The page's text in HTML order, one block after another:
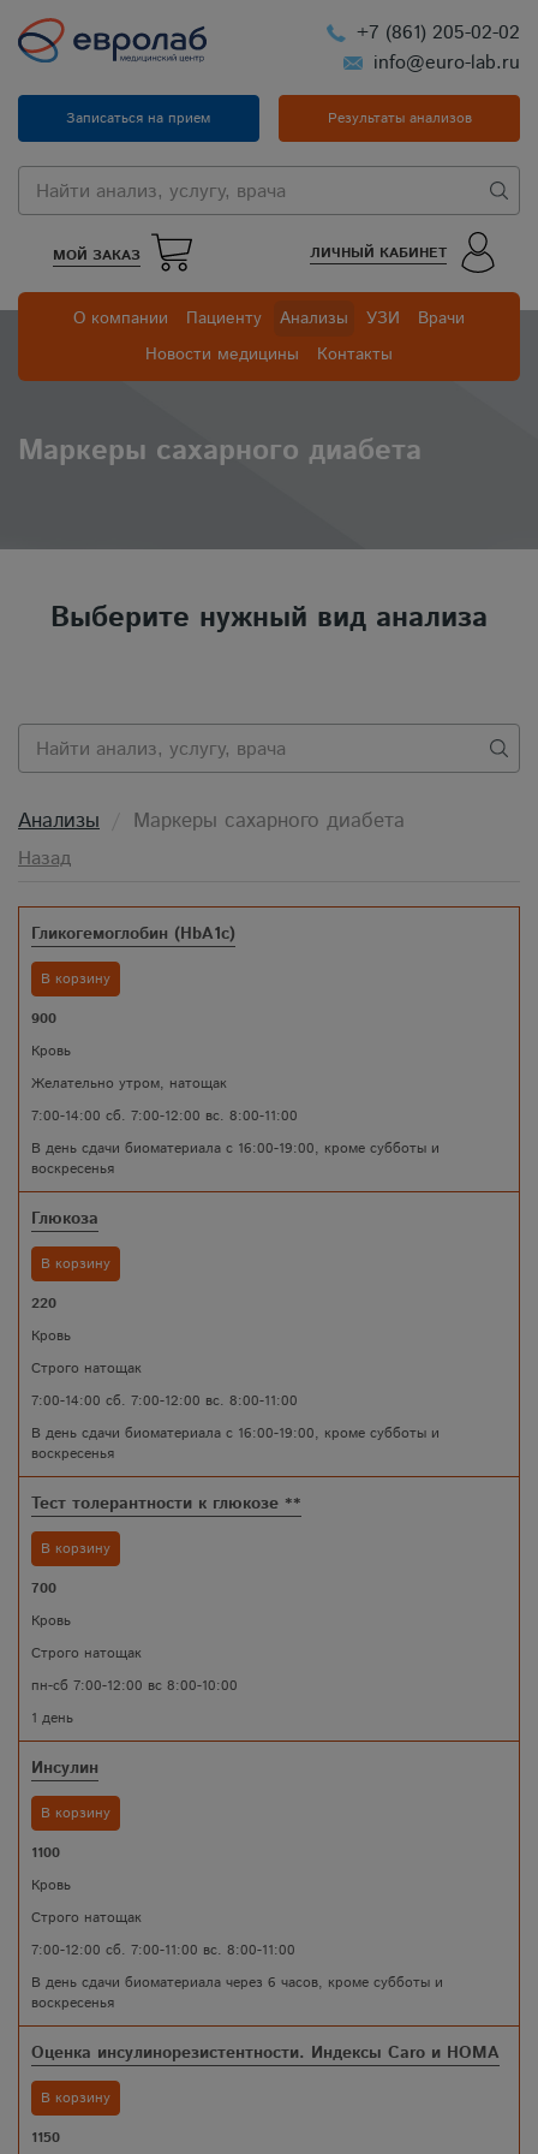
+7 (861) 205-02-02
info@euro-lab.ru
Записаться на прием Результаты анализов
МОЙ ЗАКАЗ ЛИЧНЫЙ КАБИНЕТ
О компании Пациенту Анализы УЗИ
Врачи
Новости медицины
Контакты
Маркеры сахарного диабета
Выберите нужный вид анализа
Анализы Маркеры сахарного диабета
Назад
Гликогемоглобин (HbA1c)
В корзину
900
Кровь
Желательно утром, натощак
7:00-14:00 сб. 7:00-12:00 вс. 8:00-11:00
В день сдачи биоматериала с 16:00-19:00, кроме субботы и
воскресенья
Глюкоза
В корзину
220
Кровь
Строго натощак
7:00-14:00 сб. 7:00-12:00 вс. 8:00-11:00
В день сдачи биоматериала с 16:00-19:00, кроме субботы и
воскресенья
Тест толерантности к глюкозе **
В корзину
700
Кровь
Строго натощак
пн-сб 7:00-12:00 вс 8:00-10:00
1 день
Инсулин
В корзину
1100
Кровь
Строго натощак
7:00-12:00 сб. 7:00-11:00 вс. 8:00-11:00
В день сдачи биоматериала через 6 часов, кроме субботы и
воскресенья
Оценка инсулинорезистентности. Индексы Caro и HOMA
В корзину
1150